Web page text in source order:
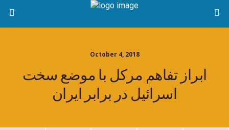
October 4, 2018
ابراز تفاهم مرکل با موضع سخت
اسرائیل در برابر ایران